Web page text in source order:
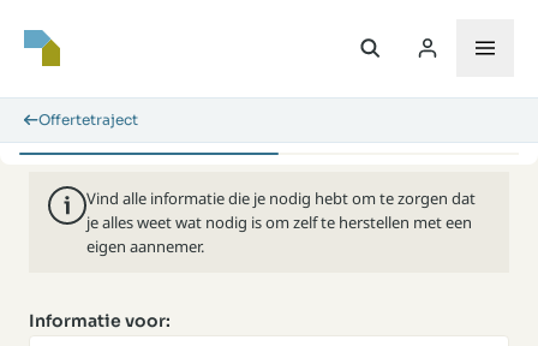
Offertetraject
Vind alle informatie die je nodig hebt om te zorgen dat
je alles weet wat nodig is om zelf te herstellen met een
eigen aannemer.
Informatie voor: